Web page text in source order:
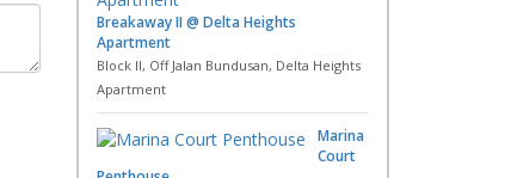
Breakaway II @ Delta Heights
Apartment
Block II, Off Jalan Bundusan, Delta Heights
Apartment
Marina
Court